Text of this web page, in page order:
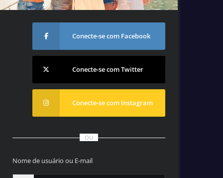
Conecte-se com Facebook
Conecte-se com Twitter
Conecte-se com Instagram
OU
Nome de usuário ou E-mail